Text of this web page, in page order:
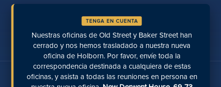
información, póngase en contacto con Rebecca Roberts
POLÍTICA DE PRIVACIDAD QUEJAS
TRANSPARENCIA DIVERSIDAD
REALIZAR UN PAGO UBICACIONES
PÁGINAS RECIENTES
Hable con nosotros en las redes sociales
TENGA EN CUENTA
Nuestras oficinas de Old Street y Baker Street han
cerrado y nos hemos trasladado a nuestra nueva
oficina de Holborn. Por favor, envíe toda la
correspondencia destinada a cualquiera de estas
oficinas, y asista a todas las reuniones en persona en